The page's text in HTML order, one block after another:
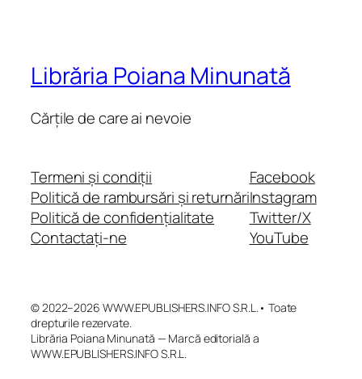
Librăria Poiana Minunată
Cărțile de care ai nevoie
Termeni și condiții
Politică de rambursări și returnări
Politică de confidențialitate
Contactați-ne
Facebook
Instagram
Twitter/X
YouTube
© 2022–2026 WWW.EPUBLISHERS.INFO S.R.L.• Toate
drepturile rezervate.
Librăria Poiana Minunată — Marcă editorială a
WWW.EPUBLISHERS.INFO S.R.L.